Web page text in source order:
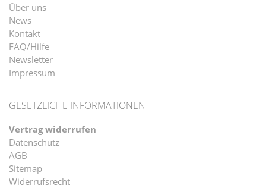
Über uns
News
Kontakt
FAQ/Hilfe
Newsletter
Impressum
GESETZLICHE INFORMATIONEN
Vertrag widerrufen
Datenschutz
AGB
Sitemap
Widerrufsrecht